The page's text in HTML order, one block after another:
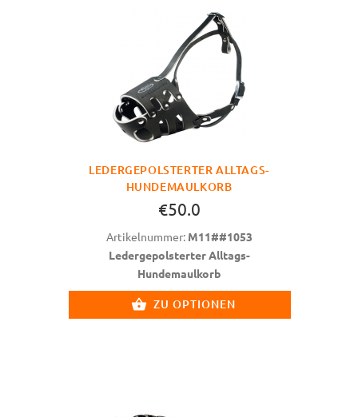
LEDERGEPOLSTERTER ALLTAGS-
HUNDEMAULKORB
€50.0
Artikelnummer: M11##1053
Ledergepolsterter Alltags-
Hundemaulkorb
ZU OPTIONEN